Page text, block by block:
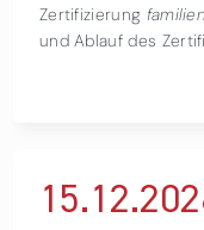
Zertifizierung
und Ablauf des
15.12.